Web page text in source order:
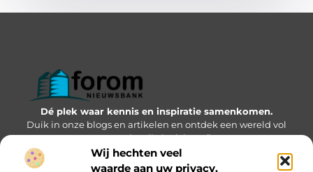
Wij hechten veel
waarde aan uw privacy.
Dé plek waar kennis en inspiratie samenkomen.
Duik in onze blogs en artikelen en ontdek een wereld vol
waardevolle inzichten.”
Bericht categorie